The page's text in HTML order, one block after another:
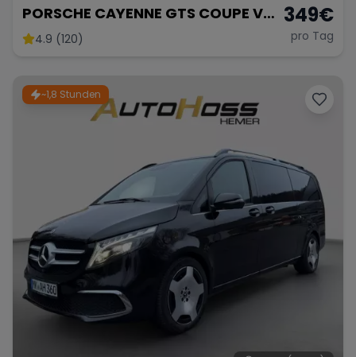
PORSCHE CAYENNE GTS COUPE V8
BITurbo
4.9 (120)
349€
pro Tag
~1,8 Stunden